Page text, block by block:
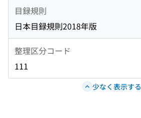
目録規則
日本目録規則2018年版
整理区分コード
111
少なく表示する